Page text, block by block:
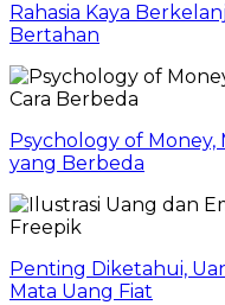
Rahasia Kaya
Bertahan
Psychology of Money,
yang Berbeda
Penting Diketahui,
Mata Uang Fiat